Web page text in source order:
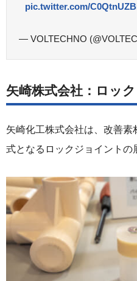
pic.twitter.com/
— VOLTECHNO
矢崎株式会社：ロッ
矢崎化工株式会社は、改善
式となるロックジョイントの